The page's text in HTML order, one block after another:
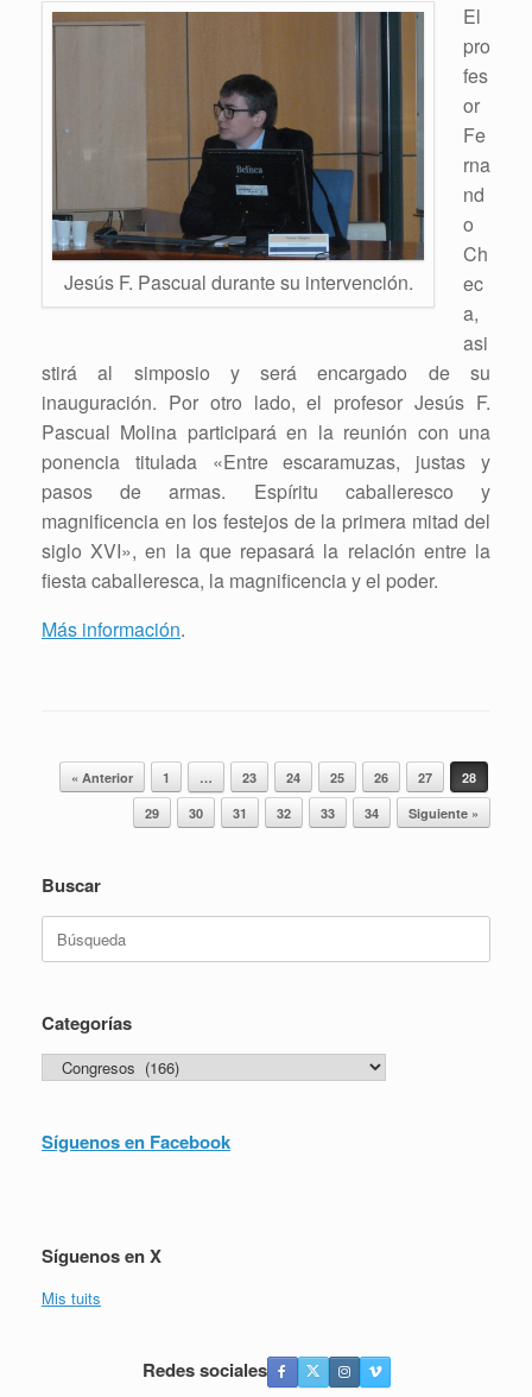
Jesús F. Pascual durante su intervención.
El
pro
fes
or
Fe
rna
nd
o
Ch
ec
a,
asi
stirá al simposio y será encargado de su
inauguración. Por otro lado, el profesor Jesús F.
Pascual Molina participará en la reunión con una
ponencia titulada «Entre escaramuzas, justas y
pasos de armas. Espíritu caballeresco y
magnificencia en los festejos de la primera mitad del
siglo XVI», en la que repasará la relación entre la
fiesta caballeresca, la magnificencia y el poder.
Más información.
Navegador de artículos
« Anterior 1 … 23 24 25 26 27
28
29
30 31 32 33 34 Siguiente »
Buscar
Buscar:
Categorías
Categorías
Síguenos en Facebook
Síguenos en X
Mis tuits
Redes sociales